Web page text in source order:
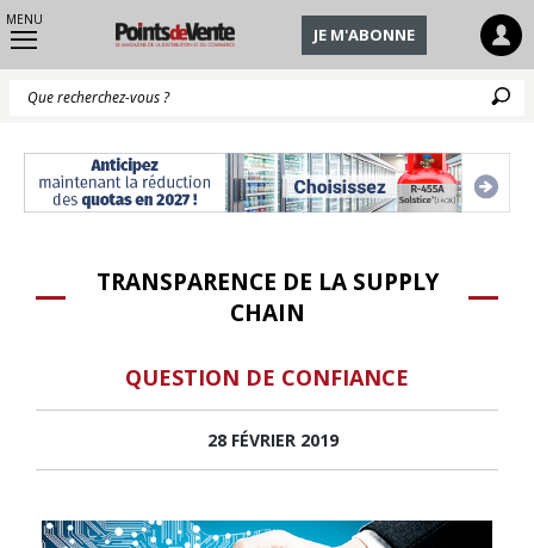
MENU
JE M'ABONNE
TRANSPARENCE DE LA SUPPLY
CHAIN
QUESTION DE CONFIANCE
28 FÉVRIER 2019